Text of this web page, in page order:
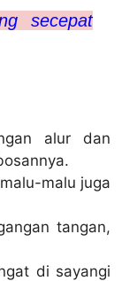
secepat
alur dan
malu juga
tangan,
di sayangi